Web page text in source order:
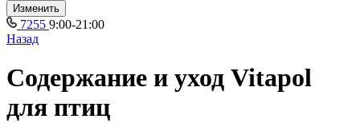
Изменить
7255 9:00-21:00
Назад
Содержание и уход Vitapol
для птиц